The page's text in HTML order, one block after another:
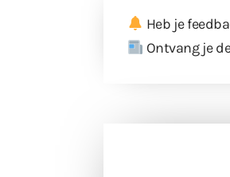
Heb je
Ontvang je